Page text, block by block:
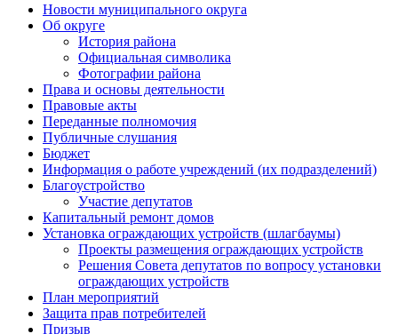
Новости муниципального округа
Об округе
История района
Официальная символика
Фотографии района
Права и основы деятельности
Правовые акты
Переданные полномочия
Публичные слушания
Бюджет
Информация о работе учреждений (их подразделений)
Благоустройство
Участие депутатов
Капитальный ремонт домов
Установка ограждающих устройств (шлагбаумы)
Проекты размещения ограждающих устройств
Решения Совета депутатов по вопросу установки
ограждающих устройств
План мероприятий
Защита прав потребителей
Призыв